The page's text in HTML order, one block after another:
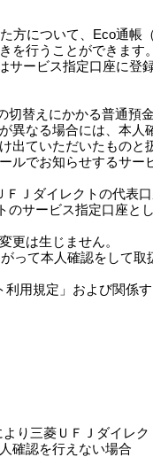
方について、Eco通帳
を行うことができます。
ービス指定口座に登
替えにかかる普通預
なる場合には、本人
出ていただいたもの
ルでお知らせするサ
Ｊダイレクトの代表
サービス指定口座と
更は生じません。
って本人確認をして
用規定」および関係
り三菱ＵＦＪダイレ
確認を行えない場合